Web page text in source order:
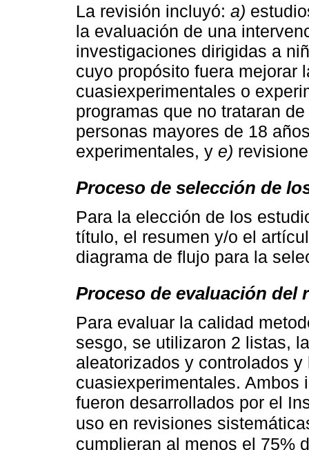
La revisión incluyó: a)
la evaluación de una
investigaciones dirigidas a
cuyo propósito fuera mejorar
cuasiexperimentales o
programas que no trataran
personas mayores de 18
experimentales, y e)
Proceso de selección de
Para la elección de los
título, el resumen y/o el
diagrama de flujo para la
Proceso de evaluación del
Para evaluar la calidad
sesgo, se utilizaron 2 listas,
aleatorizados y controlados
cuasiexperimentales.
fueron desarrollados por el
uso en revisiones
cumplieran al menos el 75%